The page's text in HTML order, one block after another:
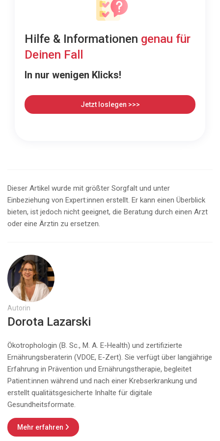
Hilfe & Informationen genau für
Deinen Fall
In nur wenigen Klicks!
Jetzt loslegen >>>
Dieser Artikel wurde mit größter Sorgfalt und unter
Einbeziehung von Expert:innen erstellt. Er kann einen Überblick
bieten, ist jedoch nicht geeignet, die Beratung durch einen Arzt
oder eine Ärztin zu ersetzen.
Autorin
Dorota Lazarski
Ökotrophologin (B. Sc., M. A. E-Health) und zertifizierte
Ernährungsberaterin (VDOE, E-Zert). Sie verfügt über langjährige
Erfahrung in Prävention und Ernährungstherapie, begleitet
Patient:innen während und nach einer Krebserkrankung und
erstellt qualitätsgesicherte Inhalte für digitale
Gesundheitsformate.
Mehr erfahren 